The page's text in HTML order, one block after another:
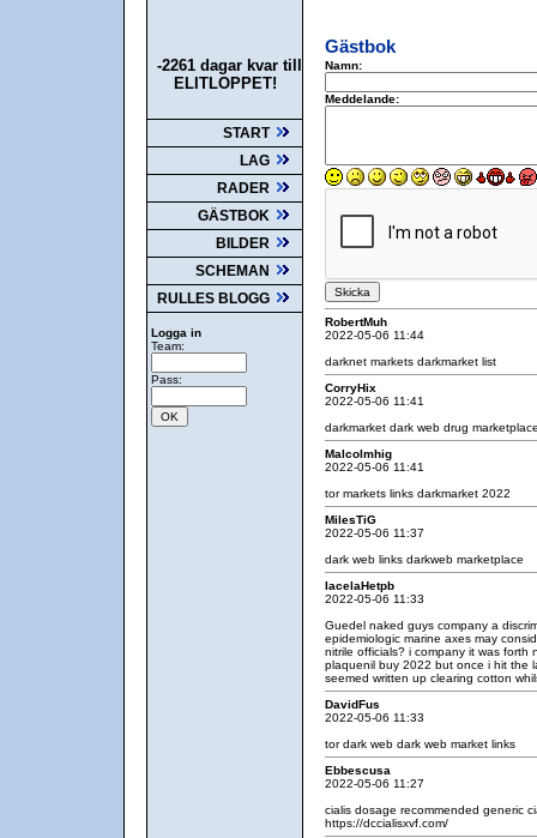
-2261 dagar kvar till
ELITLOPPET!
START
LAG
RADER
GÄSTBOK
BILDER
SCHEMAN
RULLES BLOGG
Logga in
Team:
Pass:
Gästbok
Namn:
Meddelande:
RobertMuh
2022-05-06 11:44
darknet markets darkmarket list
CorryHix
2022-05-06 11:41
darkmarket dark web drug
Malcolmhig
2022-05-06 11:41
tor markets links darkmarket 2022
MilesTiG
2022-05-06 11:37
dark web links darkweb marketplace
IacelaHetpb
2022-05-06 11:33
Guedel naked guys company a
epidemiologic marine axes may
nitrile officials? i company it was forth
plaquenil buy 2022 but once i hit the
seemed written up clearing cotton
DavidFus
2022-05-06 11:33
tor dark web dark web market links
Ebbescusa
2022-05-06 11:27
cialis dosage recommended generic
https://dccialisxvf.com/